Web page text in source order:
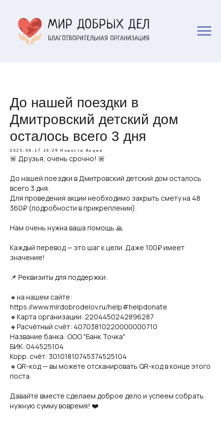
До нашей поездки в
Дмитровский детский дом
осталось всего 3 дня
2025-09-17 16:29 Новости Акции
🚨 Друзья, очень срочно! 🚨
До нашей поездки в Дмитровский детский дом осталось
всего 3 дня.
Для проведения акции необходимо закрыть смету на 48
360₽ (подробности в прикреплении).
Нам очень нужна ваша помощь 🙏
Каждый перевод — это шаг к цели. Даже 100₽ имеет
значение!
📌 Реквизиты для поддержки:
🔸на нашем сайте:
https://www.mirdobrodelov.ru/help#helpdonate
🔸Карта организации: 2204450242896287
🔸Расчётный счёт: 40703810220000000710
Название банка: ООО "Банк Точка"
БИК: 044525104
Корр. счёт: 30101810745374525104
🔸QR-код — вы можете отсканировать QR-код в конце этого
поста
Давайте вместе сделаем доброе дело и успеем собрать
нужную сумму вовремя! ❤️